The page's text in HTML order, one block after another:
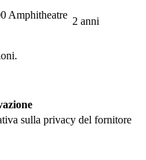
Amphitheatre
2 anni
sulla privacy del fornitore